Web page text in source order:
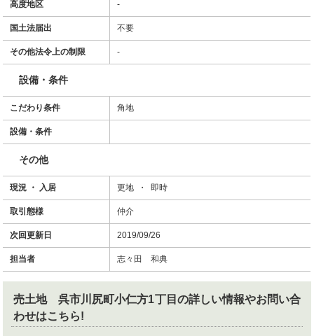
高度地区 -
国土法届出 不要
その他法令上の制限 -
設備・条件
こだわり条件 角地
設備・条件
その他
現況 ・ 入居 更地 ・ 即時
取引態様 仲介
次回更新日 2019/09/26
担当者 志々田 和典
売土地 呉市川尻町小仁方1丁目 の詳しい情報やお問い合
わせはこちら!